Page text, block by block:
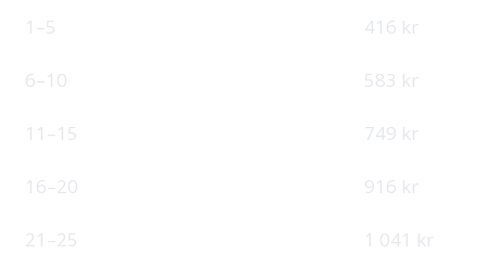
1–5 416 kr
6–10 583 kr
11–15 749 kr
16–20 916 kr
21–25 1 041 kr